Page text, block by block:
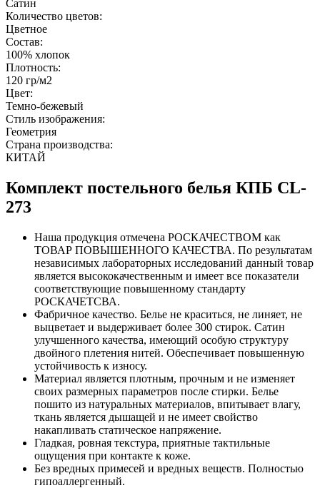
Сатин
Количество цветов:
Цветное
Состав:
100% хлопок
Плотность:
120 гр/м2
Цвет:
Темно-бежевый
Стиль изображения:
Геометрия
Страна производства:
КИТАЙ
Комплект постельного белья КПБ CL-
273
Наша продукция отмечена РОСКАЧЕСТВОМ как
ТОВАР ПОВЫШЕННОГО КАЧЕСТВА. По результатам
независимых лабораторных исследований данный товар
является высококачественным и имеет все показатели
соответствующие повышенному стандарту
РОСКАЧЕТСВА.
Фабричное качество. Белье не краситься, не линяет, не
выцветает и выдерживает более 300 стирок. Сатин
улучшенного качества, имеющий особую структуру
двойного плетения нитей. Обеспечивает повышенную
устойчивость к износу.
Материал является плотным, прочным и не изменяет
своих размерных параметров после стирки. Белье
пошито из натуральных материалов, впитывает влагу,
ткань является дышащей и не имеет свойство
накапливать статическое напряжение.
Гладкая, ровная текстура, приятные тактильные
ощущения при контакте к коже.
Без вредных примесей и вредных веществ. Полностью
гипоаллергенный.